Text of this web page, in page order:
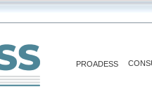
PROADESS